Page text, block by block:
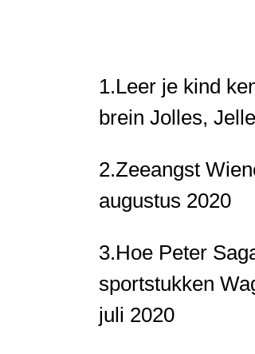
1.Leer je kind
brein Jolles,
2.Zeeangst
augustus 2020
3.Hoe Peter
sportstukken
juli 2020